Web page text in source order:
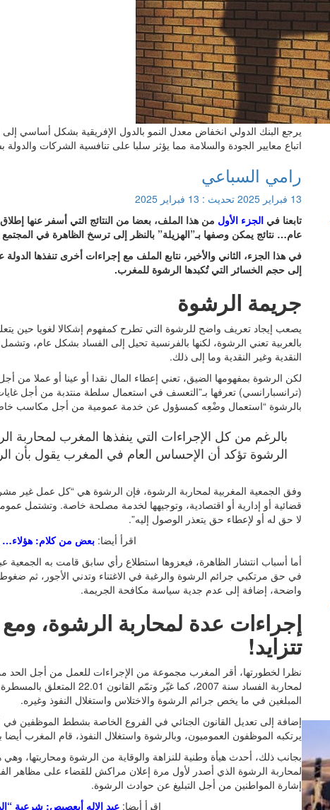
يرجع البنك الدولي انخفاض معدل النمو بالدول الإفريقية بشكل أساسي
اتباع معايير الجودة والسلامة مما يؤثر سلبا على تنافسية الشركات
رامي السباعي
13 فبراير 2025 تحديث : 13 فبراير 2025
تابعنا في الجزء الأول من هذا الملف، بعضا من النتائج التي أسفر عنها
عام… نتائج يمكن وصفها بـ”الهزيلة” بالنظر إلى ترسخ الظاهرة في
في هذا الجزء، الثاني والأخير، نتابع الملف مع إجراءات أخرى تنفذها
إلى حجم الخسائر التي تُكبدها الرشوة للمغرب.
جريمة الرشوة
بالعربية تعني الرشوة، لكنها بالفرنسية تحيل إلى الفساد بشكل عام، وتشمل
النقدية وغير النقدية وما إلى ذلك.
لكن الرشوة بمفهومها الضيق، تعني إعطاء المال نقدا أو عينا أو عملا من
(ترانسبارانسي) تعرفها بـ”التعسف في استعمال سلطة منتدبة من أجل
بالرشوة “استعمال وضْعِه كمسؤول عن خدمة عمومية من أجل مكاسب
بالرغم من كل الإجراءات التي ينفذها المغرب لمحاربة
الرشوة تؤكد أن الإحساس العام في المغرب يقول بأن
وفق الجمعية المغربية لمحاربة الرشوة، فإن الرشوة هي “كل عمل
قضائية أو إدارية أو اقتصادية، وتوجيهها لخدمة مصلحة خاصة. وتشتمل
لا حق له أو لإعطاء حق يتعذر الوصول إليه”.
اقرأ أيضا:بعض من كلام: هؤلاء…
أما أسباب انتشار الظاهرة، فيعزوها استطلاع رأي سابق قامت به
في حق مرتكبي جرائم الرشوة والرغبة في الاغتناء وتدني الأجور، ثم
واضحة، إضافة إلى عدم جدية سياسة مكافحة الجريمة.
إجراءات عدة لمحاربة الرشوة،
تتزايد!
نظرا لخطورتها، أقر المغرب مجموعة من الإجراءات للعمل من أجل الحد
لمحاربة الفساد سنة 2007، كما
المبلغين في ما يخص جرائم الرشوة والاختلاس واستغلال النفوذ وغيره.
إضافة إلى تعديل القانون الجنائي في الفروع الخاصة بشطط الموظفين في
يرتكبه الموظفون العموميون، وبالرشوة واستغلال النفوذ، قام المغرب أيضا بسن قانون 05.43 المتعلق
بجانب ذلك، أحدث هيأة وطنية للنزاهة والوقاية من الرشوة ومحاربتها، وهي
لمحاربة الرشوة الذي أصدر لأول مرة إعلان مراكش للقضاء على مظاهر
إشارة المواطنين من أجل التبليغ عن حوادث الرشوة.
اقرأ أيضا: عبد الإله أبعصيص: شرعية